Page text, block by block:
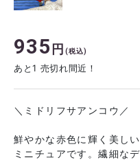
935 円 (税込)
あと1 売切れ間近！
＼ミドリフサアンコウ／
鮮やかな赤色に輝く美し
ミニチュアです。繊細な